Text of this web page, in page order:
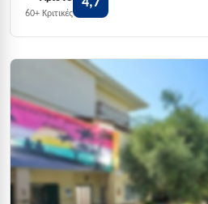
60+ Κριτικές